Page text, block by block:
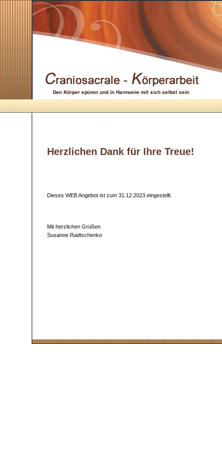
Herzlichen Dank für Ihre Treue!
Dieses WEB Angebot ist zum 31.12.2023 eingestellt.
Mit herzlichen Grüßen
Susanne Radtschenko